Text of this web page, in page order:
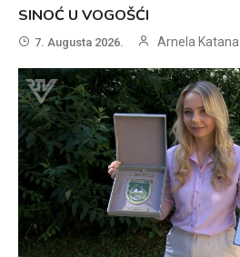
SINOĆ U VOGOŠĆI
7. Augusta 2026. Arnela Katana